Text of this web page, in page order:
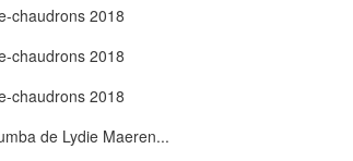
de Lydie Maeren...